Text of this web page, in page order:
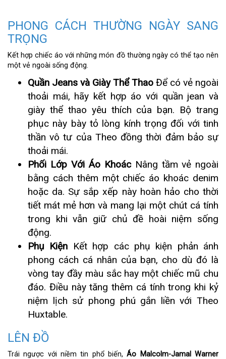
PHONG CÁCH THƯỜNG NGÀY SANG
TRỌNG
Kết hợp chiếc áo với những món đồ thường ngày có thể tạo nên
một vẻ ngoài sống động.
Quần Jeans và Giày Thể Thao Để có vẻ ngoài
thoải mái, hãy kết hợp áo với quần jean và
giày thể thao yêu thích của bạn. Bộ trang
phục này bày tỏ lòng kính trọng đối với tinh
thần vô tư của Theo đồng thời đảm bảo sự
thoải mái.
Phối Lớp Với Áo KhoácNâng tầm vẻ ngoài
bằng cách thêm một chiếc áo khoác denim
hoặc da. Sự sắp xếp này hoàn hảo cho thời
tiết mát mẻ hơn và mang lại một chút cá tính
trong khi vẫn giữ chủ đề hoài niệm sống
động.
Phụ Kiện Kết hợp các phụ kiện phản ánh
phong cách cá nhân của bạn, cho dù đó là
vòng tay đầy màu sắc hay một chiếc mũ chu
đáo. Điều này tăng thêm cá tính trong khi kỷ
niệm lịch sử phong phú gắn liền với Theo
Huxtable.
LÊN ĐỒ
Trái ngược với niềm tin phổ biến,Áo Malcolm-Jamal Warner